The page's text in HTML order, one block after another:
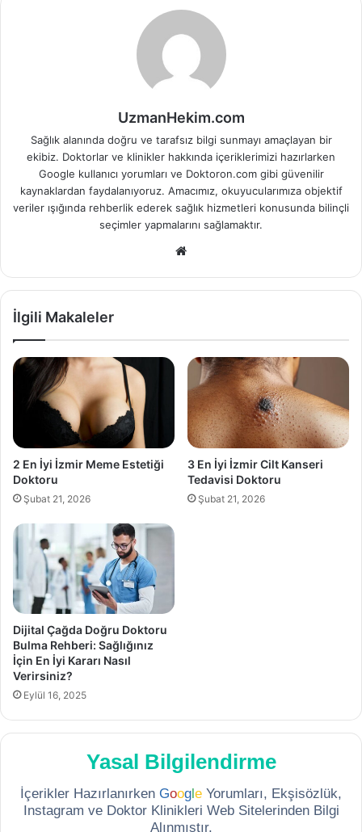
UzmanHekim.com
Sağlık alanında doğru ve tarafsız bilgi sunmayı amaçlayan bir
ekibiz. Doktorlar ve klinikler hakkında içeriklerimizi hazırlarken
Google kullanıcı yorumları ve Doktoron.com gibi güvenilir
kaynaklardan faydalanıyoruz. Amacımız, okuyucularımıza objektif
veriler ışığında rehberlik ederek sağlık hizmetleri konusunda bilinçli
seçimler yapmalarını sağlamaktır.
İlgili Makaleler
2 En İyi İzmir Meme Estetiği
Doktoru
Şubat 21, 2026
3 En İyi İzmir Cilt Kanseri
Tedavisi Doktoru
Şubat 21, 2026
Dijital Çağda Doğru Doktoru
Bulma Rehberi: Sağlığınız
İçin En İyi Kararı Nasıl
Verirsiniz?
Eylül 16, 2025
Yasal Bilgilendirme
İçerikler Hazırlanırken Google Yorumları, Ekşisözlük,
Instagram ve Doktor Klinikleri Web Sitelerinden Bilgi
Alınmıştır.